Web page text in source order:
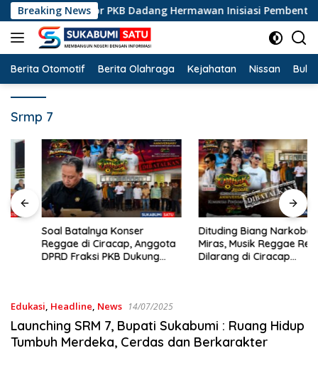
Langsung
ke
konten
Breaking News
Legislator PKB Dadang Hermawan Inisiasi Pembentukan
Berita Otomotif Berita Olahraga Kejahatan Nissan
Srmp 7
Soal Batalnya Konser
Reggae di Ciracap, Anggota
DPRD Fraksi PKB Dukung
Dituding Biang Narkoba dan
Miras, Musik Reggae Resmi
Dilarang di Ciracap
Edukasi, Headline, News 14/07/2025
Launching SRM 7, Bupati Sukabumi : Ruang Hidup
Tumbuh Merdeka, Cerdas dan Berkarakter